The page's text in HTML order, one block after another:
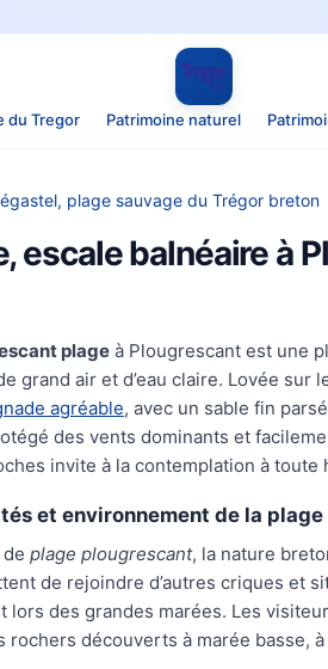
du Tregor Patrimoine naturel
plage sauvage du Trégor breton
escale balnéaire à
plage à Plougrescant est une
grand air et d’eau claire. Lovée sur
agréable, avec un sable fin
des vents dominants et
invite à la contemplation à toute
et environnement de la plage
plage plougrescant, la nature
de rejoindre d’autres criques et
des grandes marées. Les
découverts à marée basse,